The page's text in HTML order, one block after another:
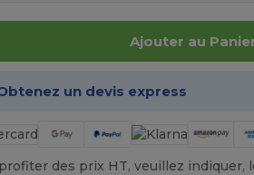
Ajouter au
un devis express
des prix HT, veuillez indiquer,